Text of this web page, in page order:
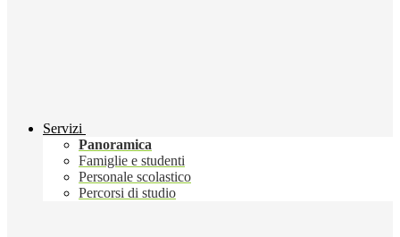
Servizi
Panoramica
Famiglie e studenti
Personale scolastico
Percorsi di studio